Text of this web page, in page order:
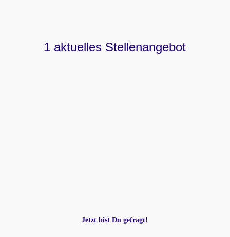
1 aktuelles Stellenangebot
Jetzt bist Du gefragt!